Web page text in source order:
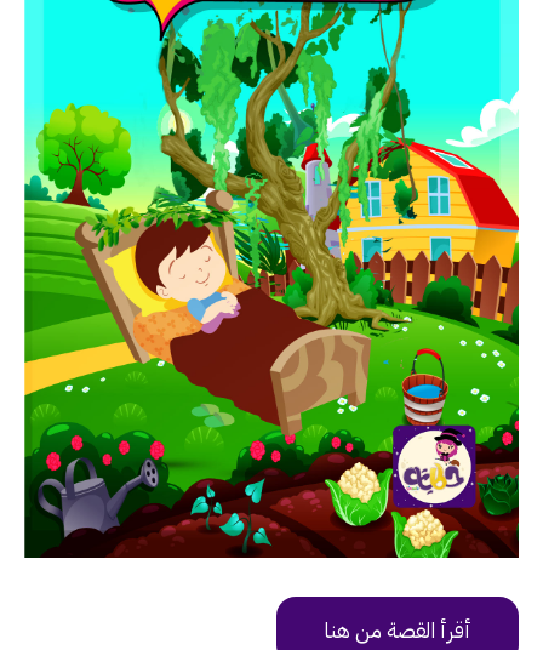
أقرأ القصة من هنا
https://uy9v6.app.goo.gl/PeQK